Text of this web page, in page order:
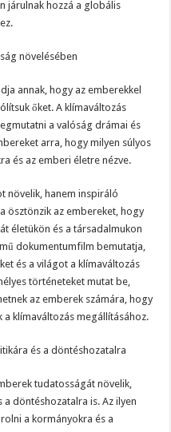
járulnak hozzá a globális
növelésében
annak, hogy az emberekkel
őket. A klímaváltozás
a valóság drámai és
arra, hogy milyen súlyos
és az emberi életre nézve.
növelik, hanem inspiráló
ösztönzik az embereket, hogy
életükön és a társadalmukon
dokumentumfilm bemutatja,
és a világot a klímaváltozás
történeteket mutat be,
az emberek számára, hogy
a klímaváltozás megállításához.
és a döntéshozatalra
tudatosságát növelik,
a döntéshozatalra is. Az ilyen
a kormányokra és a